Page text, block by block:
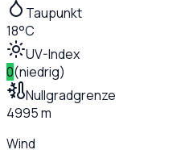
Taupunkt
18°C
UV-Index
0(niedrig)
Nullgradgrenze
4995 m
Wind